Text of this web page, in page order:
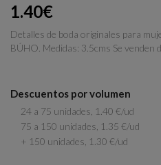
1.40€
Detalles de boda originales para
BÚHO. Medidas: 3.5cms Se venden
Descuentos por volumen
24 a 75 unidades, 1.40 €/ud
75 a 150 unidades, 1.35 €/ud
+ 150 unidades, 1.30 €/ud